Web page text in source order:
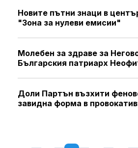
Новите пътни знаци в
"Зона за нулеви емисии"
Молебен за здраве за
Българския патриарх
Доли Партън възхити
завидна форма в